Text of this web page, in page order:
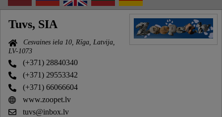
Tuvs, SIA
Cesvaines iela 10, Rīga, Latvija,
LV-1073
(+371) 28840340
(+371) 29553342
(+371) 66066604
www.zoopet.lv
tuvs@inbox.lv